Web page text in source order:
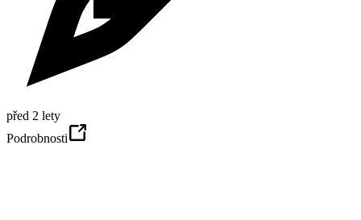
před 2 lety
Podrobnosti